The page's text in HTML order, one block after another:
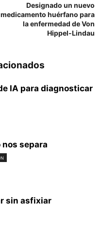
Designado un nuevo
medicamento huérfano para
la enfermedad de Von
Hippel-Lindau
IA para diagnosticar
nos separa
sin asfixiar